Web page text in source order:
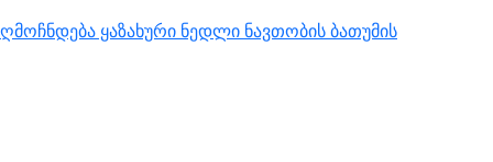
ყაზახური ნედლი ნავთობის ბათუმის